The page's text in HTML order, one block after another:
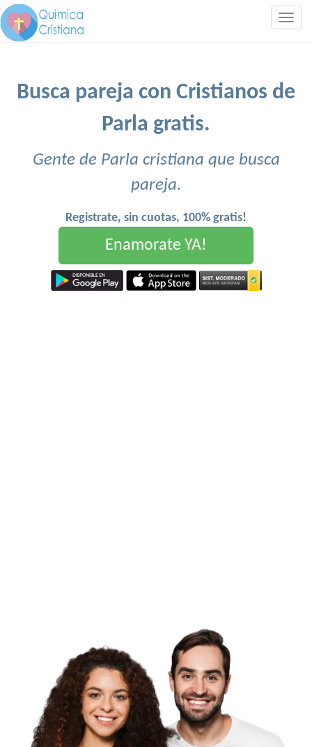
Busca pareja con Cristianos de
Parla gratis.
Gente de Parla cristiana que busca
pareja.
Registrate, sin cuotas, 100% gratis!
Enamorate YA!